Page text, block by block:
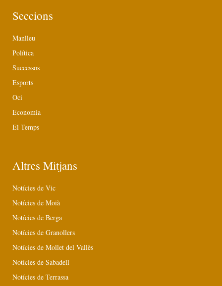
Seccions
Manlleu
Política
Successos
Esports
Oci
Economia
El Temps
Altres Mitjans
Notícies de Vic
Notícies de Moià
Notícies de Berga
Notícies de Granollers
Notícies de Mollet del Vallès
Notícies de Sabadell
Notícies de Terrassa